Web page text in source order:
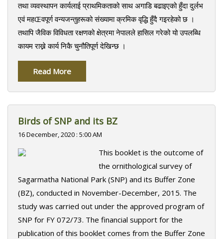
तथा व्यवस्थापन कार्यलाई प्राथमिकताको साथ अगाडि बढाइएको हुँदा दुर्लभ
एवं महŒवपूर्ण वन्यजन्तुहरूको संख्यामा क्रमिक वृद्धि हुँदै गइरहेको छ ।
तथापि जैविक विविधता रक्षणको क्षेत्रमा नेपालले हासिल गरेको यो उपलब्धि
कायम राख्ने कार्य निकै चुनौतिपूर्ण देखिन्छ ।
Read More
Birds of SNP and its BZ
16 December, 2020 : 5:00 AM
This booklet is the outcome of
the ornithological survey of
Sagarmatha National Park (SNP) and its Buffer Zone
(BZ), conducted in November-December, 2015. The
study was carried out under the approved program of
SNP for FY 072/73. The financial support for the
publication of this booklet comes from the Buffer Zone